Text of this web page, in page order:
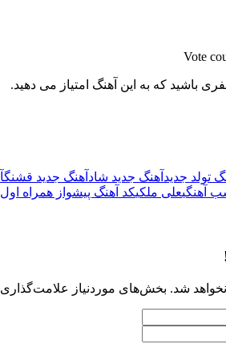
باشید که به این آهنگ امتیاز می دهید.
تولد جدید آهنگ جدید شاد آهنگ جدید قشنگ
آهنگیعلی ملکیکد آهنگ پیشواز همراه اول
شد. بخش‌های موردنیاز علامت‌گذاری